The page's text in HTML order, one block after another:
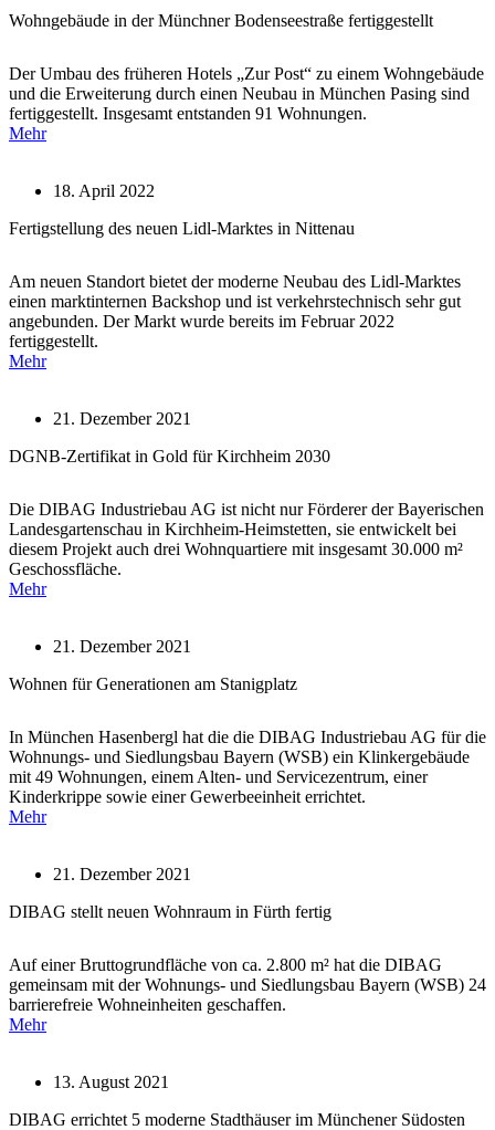
Wohngebäude in der Münchner Bodenseestraße fertiggestellt
Der Umbau des früheren Hotels „Zur Post“ zu einem Wohngebäude
und die Erweiterung durch einen Neubau in München Pasing sind
fertiggestellt. Insgesamt entstanden 91 Wohnungen.
Mehr
18. April 2022
Fertigstellung des neuen Lidl-Marktes in Nittenau
Am neuen Standort bietet der moderne Neubau des Lidl-Marktes
einen marktinternen Backshop und ist verkehrstechnisch sehr gut
angebunden. Der Markt wurde bereits im Februar 2022
fertiggestellt.
Mehr
21. Dezember 2021
DGNB-Zertifikat in Gold für Kirchheim 2030
Die DIBAG Industriebau AG ist nicht nur Förderer der Bayerischen
Landesgartenschau in Kirchheim-Heimstetten, sie entwickelt bei
diesem Projekt auch drei Wohnquartiere mit insgesamt 30.000 m²
Geschossfläche.
Mehr
21. Dezember 2021
Wohnen für Generationen am Stanigplatz
In München Hasenbergl hat die die DIBAG Industriebau AG für die
Wohnungs- und Siedlungsbau Bayern (WSB) ein Klinkergebäude
mit 49 Wohnungen, einem Alten- und Servicezentrum, einer
Kinderkrippe sowie einer Gewerbeeinheit errichtet.
Mehr
21. Dezember 2021
DIBAG stellt neuen Wohnraum in Fürth fertig
Auf einer Bruttogrundfläche von ca. 2.800 m² hat die DIBAG
gemeinsam mit der Wohnungs- und Siedlungsbau Bayern (WSB) 24
barrierefreie Wohneinheiten geschaffen.
Mehr
13. August 2021
DIBAG errichtet 5 moderne Stadthäuser im Münchener Südosten